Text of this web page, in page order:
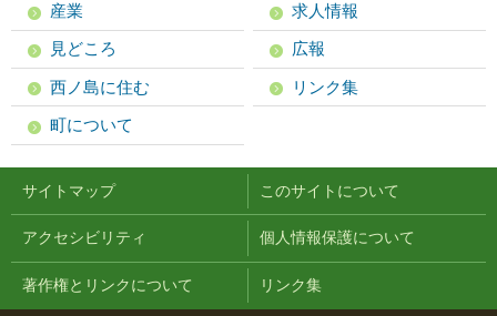
産業
見どころ
西ノ島に住む
町について
求人情報
広報
リンク集
サイトマップ このサイトについて
アクセシビリティ 個人情報保護について
著作権とリンクについて リンク集